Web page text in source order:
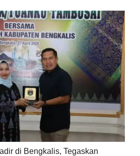
di Bengkalis, Tegaskan